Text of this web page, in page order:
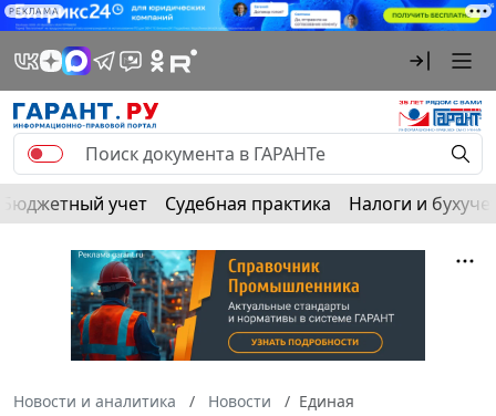
РЕКЛАМА
Бюджетный учет Судебная практика Налоги и
Новости и аналитика Новости
Единая